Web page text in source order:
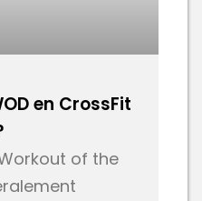
en CrossFit
of the